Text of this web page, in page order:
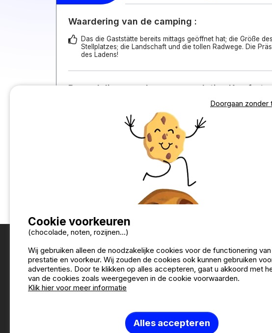
Waardering van de camping :
Das die Gaststätte bereits mittags geöffnet hat; die Größe des
Stellplatzes; die Landschaft und die tollen Radwege. Die
des Ladens!
Beoordeling van de accommodatie : Komfort
Der Stellplatz war sauber und hatte die richtige Größe!
Vertaal de opmerkingen in Nederlands
Doorgaan
Cookie voorkeuren
(chocolade, noten, rozijnen...)
Wij gebruiken alleen de noodzakelijke cookies voor de functionering
prestatie en voorkeur. Wij zouden de cookies ook kunnen gebruiken
advertenties. Door te klikken op alles accepteren, gaat u akkoord met
van de cookies zoals weergegeven in de cookie voorwaarden.
Klik hier voor meer informatie
Alles accepteren